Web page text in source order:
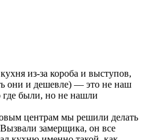
из-за короба и выступов,
они и дешевле) — это не наш
были, но не нашли
центрам мы решили делать
замерщика, он все